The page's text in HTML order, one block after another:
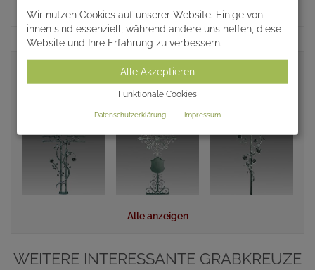
ÄHNLICHE ARTIKEL
Alle anzeigen
WEITERE INTERESSANTE GRABKREUZE
Wir nutzen Cookies auf unserer Website. Einige von
ihnen sind essenziell, während andere uns helfen, diese
Website und Ihre Erfahrung zu verbessern.
Alle Akzeptieren
Funktionale Cookies
Datenschutzerklärung Impressum